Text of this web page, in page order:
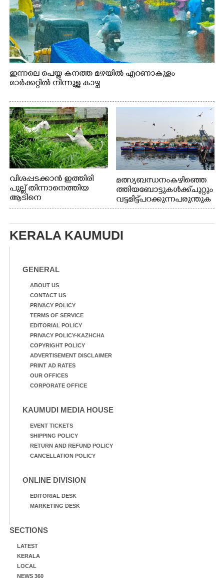
ഇന്നലെ പെയ്ത കനത്ത മഴയിൽ എറണാകുളം
മാർക്കറ്റിൽ നിന്നുള്ള കാഴ്ച
വിശപ്പടക്കാൻ ഇത്തിരി
പുല്ല് തിന്നാനെത്തിയ
ആടിനെ
ആക്രമിക്കാനൊരുങ്ങുന്ന
എറണാകുളം
വാത്തുരുത്തിയിൽ
നിന്നുള്ള കാഴ്ച
മത്സ്യബന്ധനം കഴിഞ്ഞെ
ത്തിയ ബോട്ടുകൾക്ക് ചുറ്റും
വട്ടമിട്ട് പറക്കുന്ന പരുന്തുക
ൾ. എറണാകുളം കാളമുക്ക്
KERALA KAUMUDI
GENERAL
ABOUT US
CONTACT US
PRIVACY POLICY
TERMS OF SERVICE
EDITORIAL POLICY
PRIVACY POLICY-KAZHCHA
COPYRIGHT POLICY
ADVERTISEMENT DISCLAIMER
PRINT AD RATES
OUR OFFICES
CORPORATE OFFICE
KAUMUDI MEDIA HOUSE
EVENT TICKETS
SHIPPING POLICY
RETURN AND REFUND POLICY
CANCELLATION POLICY
ONLINE DIVISION
EDITORIAL DESK
MARKETING DESK
SECTIONS
LATEST
KERALA
LOCAL
NEWS 360